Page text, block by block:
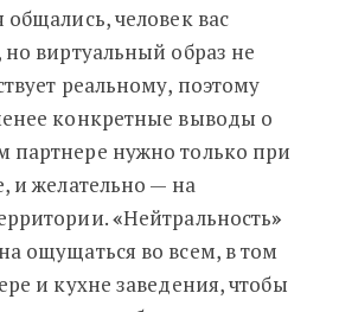
человек вас
но виртуальный образ не
реальному, поэтому
конкретные выводы о
партнере нужно только при
и желательно — на
«Нейтральность»
ощущаться во всем, в том
и кухне заведения, чтобы